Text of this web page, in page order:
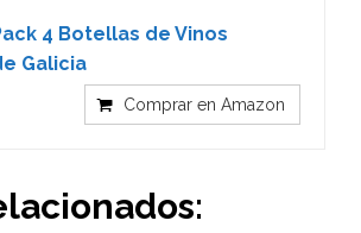
4 Botellas de Vinos
Galicia
Comprar en Amazon